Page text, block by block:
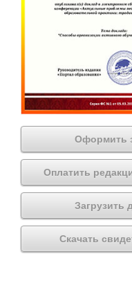
Оформить
Оплатить
Загрузить
Скачать